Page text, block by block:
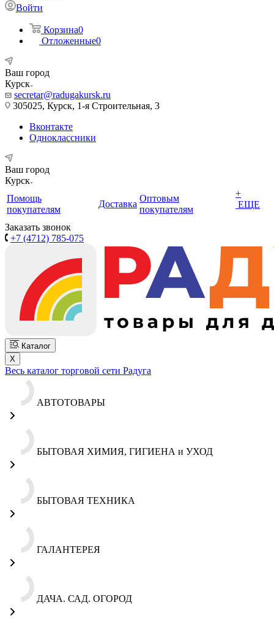
Войти
Корзина0
Отложенные0
Ваш город
Курск
secretar@radugakursk.ru
305025, Курск, 1-я Строительная, 3
Вконтакте
Одноклассники
Ваш город
Курск
Помощь
покупателям
Доставка
Оптовым
покупателям
+
ЕЩЕ
Заказать звонок
+7 (4712) 785-075
Каталог
X
Весь каталог торговой сети Радуга
АВТОТОВАРЫ
БЫТОВАЯ ХИМИЯ, ГИГИЕНА и УХОД
БЫТОВАЯ ТЕХНИКА
ГАЛАНТЕРЕЯ
ДАЧА. САД. ОГОРОД